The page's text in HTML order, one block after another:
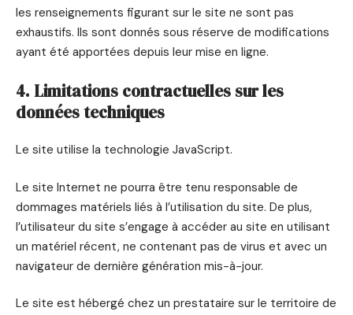
les renseignements figurant sur le site ne sont pas
exhaustifs. Ils sont donnés sous réserve de modifications
ayant été apportées depuis leur mise en ligne.
4. Limitations contractuelles sur les
données techniques
Le site utilise la technologie JavaScript.
Le site Internet ne pourra être tenu responsable de
dommages matériels liés à l’utilisation du site. De plus,
l’utilisateur du site s’engage à accéder au site en utilisant
un matériel récent, ne contenant pas de virus et avec un
navigateur de dernière génération mis-à-jour.
Le site est hébergé chez un prestataire sur le territoire de